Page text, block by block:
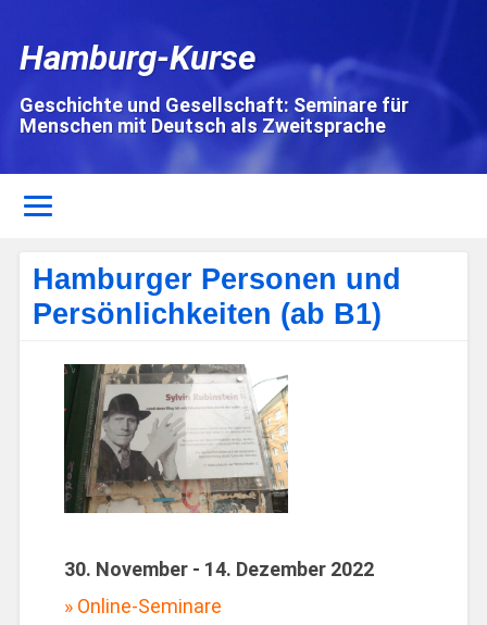
Hamburg-Kurse
Geschichte und Gesellschaft: Seminare für
Menschen mit Deutsch als Zweitsprache
Hamburger Personen und
Persönlichkeiten (ab B1)
30. November - 14. Dezember 2022
Online-Seminare